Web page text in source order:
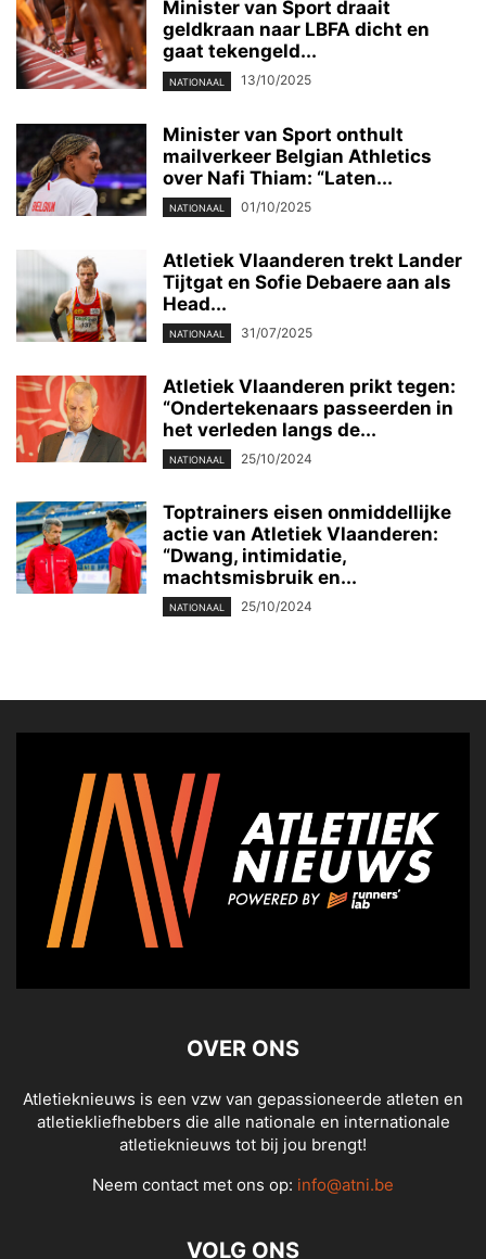
Minister van Sport draait
geldkraan naar LBFA dicht en
gaat tekengeld...
NATIONAAL 13/10/2025
Minister van Sport onthult
mailverkeer Belgian Athletics
over Nafi Thiam: “Laten...
NATIONAAL 01/10/2025
Atletiek Vlaanderen trekt Lander
Tijtgat en Sofie Debaere aan als
Head...
NATIONAAL 31/07/2025
Atletiek Vlaanderen prikt tegen:
“Ondertekenaars passeerden in
het verleden langs de...
NATIONAAL 25/10/2024
Toptrainers eisen onmiddellijke
actie van Atletiek Vlaanderen:
“Dwang, intimidatie,
machtsmisbruik en...
NATIONAAL 25/10/2024
OVER ONS
Atletieknieuws is een vzw van gepassioneerde atleten en
atletiekliefhebbers die alle nationale en internationale
atletieknieuws tot bij jou brengt!
Neem contact met ons op: info@atni.be
VOLG ONS